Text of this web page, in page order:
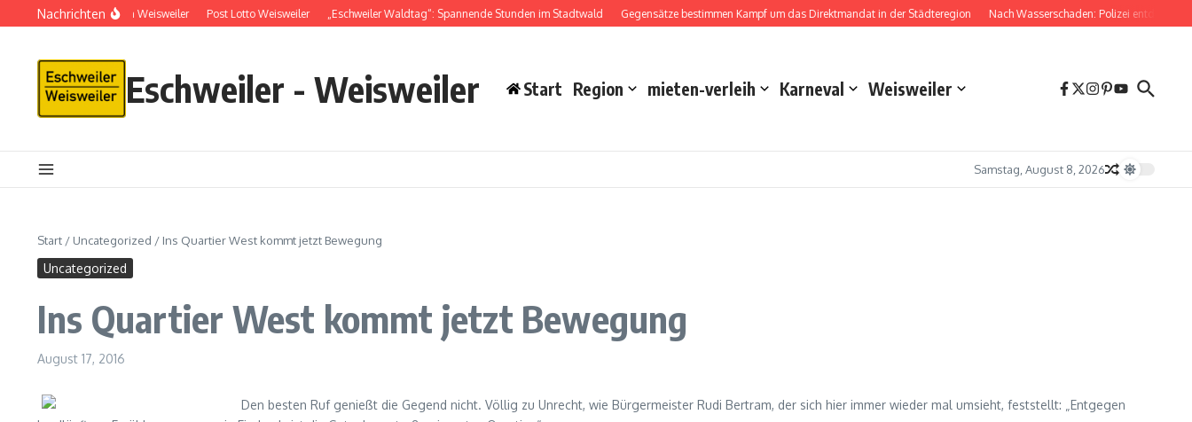
Nachrichten
Schlüsseldienst in Weisweiler Post Lotto Weisweiler „Eschweiler Waldtag“: Spannende Stunden im Stadtwald Gegensätze bestimmen Kampf um das Direktmandat in der Städteregion Nach Wasserschaden: Polizei entdeckt
Eschweiler - Weisweiler Start Region mieten-verleih Karneval Weisweiler
Samstag, August 8, 2026
Start / Uncategorized / Ins Quartier West kommt jetzt Bewegung
Uncategorized
Ins Quartier West kommt jetzt Bewegung
August 17, 2016
Den besten Ruf genießt die Gegend nicht. Völlig zu Unrecht, wie Bürgermeister Rudi Bertram, der sich hier immer wieder mal umsieht, feststellt: „Entgegen